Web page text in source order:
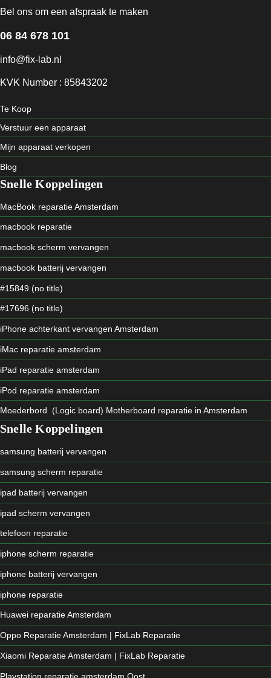
Bel ons om een afspraak te maken
06 84 678 101
info@fix-lab.nl
KVK Number : 85843202
Te Koop
Verstuur een apparaat
Mijn apparaat verkopen
Blog
Snelle Koppelingen
MacBook reparatie Amsterdam
macbook reparatie
macbook scherm vervangen
macbook batterij vervangen
#15849 (no title)
#17696 (no title)
iPhone achterkant vervangen Amsterdam
iMac reparatie amsterdam
iPad reparatie amsterdam
iPod reparatie amsterdam
Moederbord (Logic board) Motherboard reparatie in Amsterdam
Snelle Koppelingen
samsung batterij vervangen
samsung scherm reparatie
ipad batterij vervangen
ipad scherm vervangen
telefoon reparatie
iphone scherm reparatie
iphone batterij vervangen
iphone reparatie
Huawei reparatie Amsterdam
Oppo Reparatie Amsterdam | FixLab Reparatie
Xiaomi Reparatie Amsterdam | FixLab Reparatie